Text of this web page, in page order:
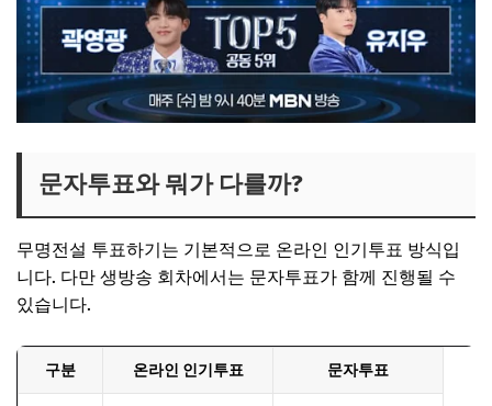
문자투표와 뭐가 다를까?
무명전설 투표하기는 기본적으로 온라인 인기투표 방식입
니다. 다만 생방송 회차에서는 문자투표가 함께 진행될 수
있습니다.
구분 온라인 인기투표 문자투표